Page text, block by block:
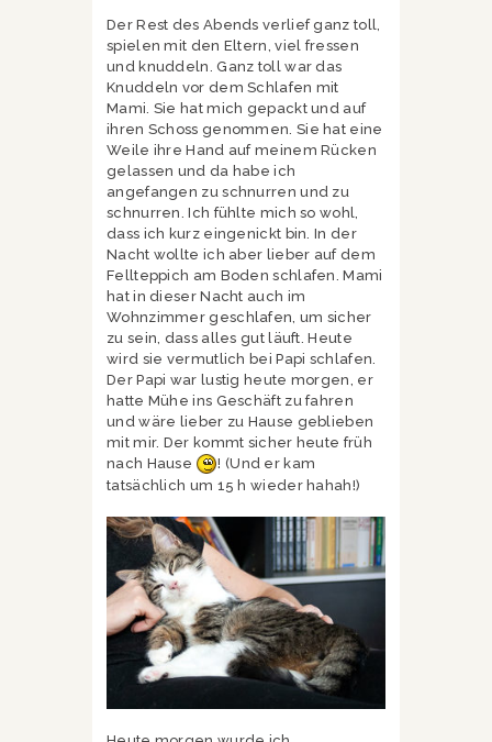
Der Rest des Abends verlief ganz toll,
spielen mit den Eltern, viel fressen
und knuddeln. Ganz toll war das
Knuddeln vor dem Schlafen mit
Mami. Sie hat mich gepackt und auf
ihren Schoss genommen. Sie hat eine
Weile ihre Hand auf meinem Rücken
gelassen und da habe ich
angefangen zu schnurren und zu
schnurren. Ich fühlte mich so wohl,
dass ich kurz eingenickt bin. In der
Nacht wollte ich aber lieber auf dem
Fellteppich am Boden schlafen. Mami
hat in dieser Nacht auch im
Wohnzimmer geschlafen, um sicher
zu sein, dass alles gut läuft. Heute
wird sie vermutlich bei Papi schlafen.
Der Papi war lustig heute morgen, er
hatte Mühe ins Geschäft zu fahren
und wäre lieber zu Hause geblieben
mit mir. Der kommt sicher heute früh
nach Hause
! (Und er kam
tatsächlich um 15 h wieder hahah!)